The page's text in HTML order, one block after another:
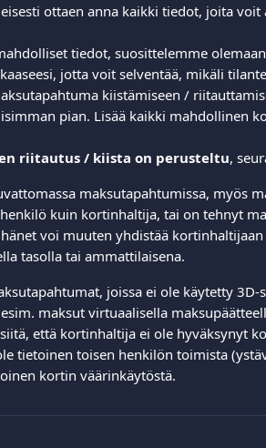
ottaen anna kaikki tiedot, joita
tiedot, suosittelemme
jotta voit selventää, mikäli
kiistämiseen /
pian. Lisää kaikki mahdollinen
riitautus / kiista on perusteltu,
maksutapahtumissa, myös
kuin kortinhaltija, tai on tehnyt
voi muuten yhdistää
tasolla tai ammattilaisena.
joissa ei ole käytetty
maksut virtuaalisella
että kortinhaltija ei ole hyväksynyt
tietoinen toisen henkilön toimista
kortin väärinkäytöstä.